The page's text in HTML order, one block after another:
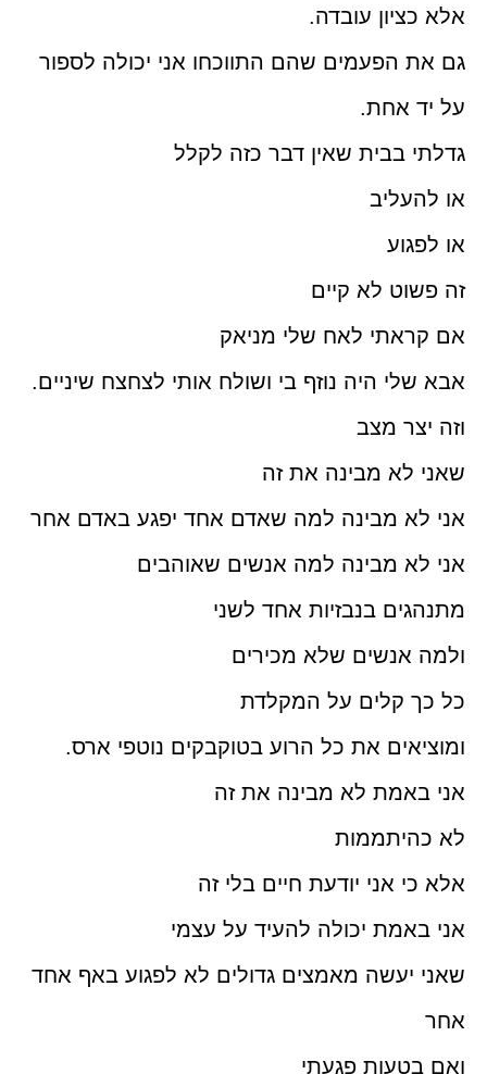
אלא כציון עובדה.
גם את הפעמים שהם התווכחו אני יכולה לספור
על יד אחת.
גדלתי בבית שאין דבר כזה לקלל
או להעליב
או לפגוע
זה פשוט לא קיים
אם קראתי לאח שלי מניאק
אבא שלי היה נוזף בי ושולח אותי לצחצח שיניים.
וזה יצר מצב
שאני לא מבינה את זה
אני לא מבינה למה שאדם אחד יפגע באדם אחר
אני לא מבינה למה אנשים שאוהבים
מתנהגים בנבזיות אחד לשני
ולמה אנשים שלא מכירים
כל כך קלים על המקלדת
ומוציאים את כל הרוע בטוקבקים נוטפי ארס.
אני באמת לא מבינה את זה
לא כהיתממות
אלא כי אני יודעת חיים בלי זה
אני באמת יכולה להעיד על עצמי
שאני יעשה מאמצים גדולים לא לפגוע באף אחד
אחר
ואם בטעות פגעתי